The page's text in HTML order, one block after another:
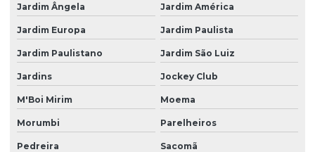
Jardim Ângela Jardim América
Jardim Europa Jardim Paulista
Jardim Paulistano Jardim São Luiz
Jardins Jockey Club
M'Boi Mirim Moema
Morumbi Parelheiros
Pedreira Sacomã